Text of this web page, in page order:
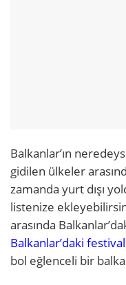
Balkanlar’ın
gidilen ülkeler
zamanda yurt dışı
listenize
arasında
Balkanlar’daki
bol eğlenceli bir